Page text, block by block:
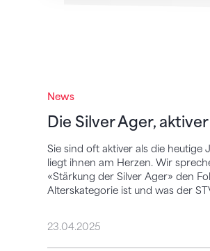
News
Die Silver Ager,
Sie sind oft aktiver als die
liegt ihnen am Herzen. Wir
«Stärkung der Silver Ager» den
Alterskategorie ist und was der
Die Silver Ager, aktiver
23.04.2025